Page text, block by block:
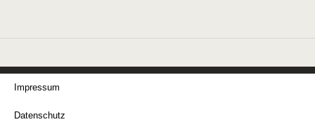
Impressum
Datenschutz